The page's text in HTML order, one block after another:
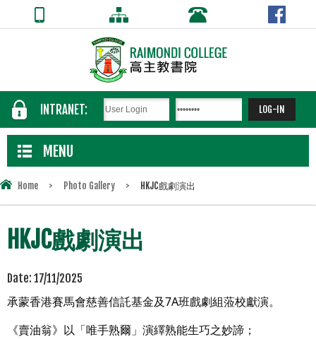
INTRANET:
MENU
Home > Photo Gallery > HKJC戲劇演出
HKJC戲劇演出
Date: 17/11/2025
承蒙香港賽馬會慈善信託基金及7A班戲劇組蒞校獻演。
《賣油翁》以「唯手熟爾」演繹熟能生巧之妙諦；